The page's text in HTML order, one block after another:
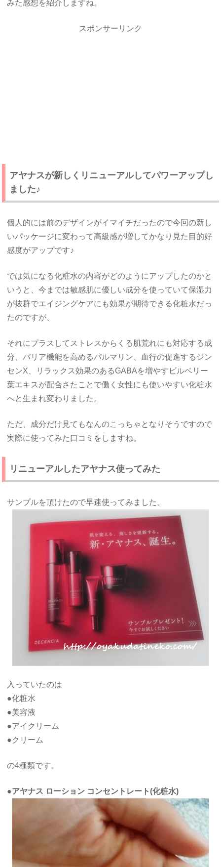
みた感想を紹介しますね。
スポンサーリンク
アヤナスが新しくリニューアルしてパワーアップし
ました♪
個人的には前のデザインがイマイチだったので今回の新し
いパッケージに変わって高級感が増してかなり見た目的好
感度がアップです♪
では気になる化粧水の内容がどのようにアップしたのかと
いうと、今までは敏感肌に優しい成分を使っていて保湿力
が抜群でエイジングケアにも効果が期待できる化粧水だっ
たのですが、
それにプラスしてストレスからくる肌荒れにも対応する成
分、バリア機能を高めるパルマリン、血行の促進するジン
センX、リラックス効果のあるGABAを増やすビルベリー
葉エキスが配合さたことで働く女性にも使いやすい化粧水
へと生まれ変わりました。
ただ、成分だけ見てもなんのこっちゃとなりそうですので
実際に使ってみた口コミをしますね。
リニューアルしたアヤナス使ってみた
サンプルを頂けたので早速使ってみました。
入っていたのは
●化粧水
●美容液
●アイクリーム
●クリーム
の4種類です。
●アヤナス ローション コンセントレート(化粧水)